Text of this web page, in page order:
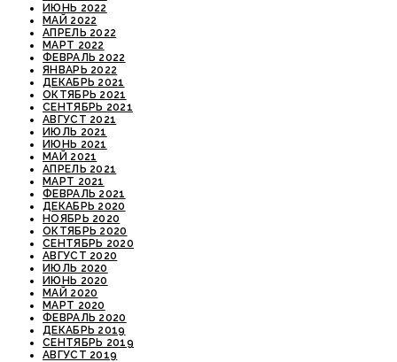
ИЮНЬ 2022
МАЙ 2022
АПРЕЛЬ 2022
МАРТ 2022
ФЕВРАЛЬ 2022
ЯНВАРЬ 2022
ДЕКАБРЬ 2021
ОКТЯБРЬ 2021
СЕНТЯБРЬ 2021
АВГУСТ 2021
ИЮЛЬ 2021
ИЮНЬ 2021
МАЙ 2021
АПРЕЛЬ 2021
МАРТ 2021
ФЕВРАЛЬ 2021
ДЕКАБРЬ 2020
НОЯБРЬ 2020
ОКТЯБРЬ 2020
СЕНТЯБРЬ 2020
АВГУСТ 2020
ИЮЛЬ 2020
ИЮНЬ 2020
МАЙ 2020
МАРТ 2020
ФЕВРАЛЬ 2020
ДЕКАБРЬ 2019
СЕНТЯБРЬ 2019
АВГУСТ 2019